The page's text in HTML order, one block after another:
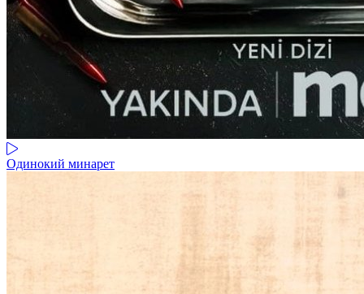
Одинокий минарет